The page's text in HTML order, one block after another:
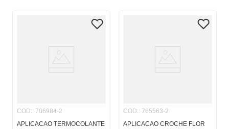
COD.: 706984-2
APLICACAO TERMOCOLANTE
COD.: 765563-2
APLICACAO CROCHE FLOR